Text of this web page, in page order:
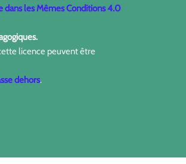
les Mêmes Conditions 4.0
licence peuvent être
dehors.